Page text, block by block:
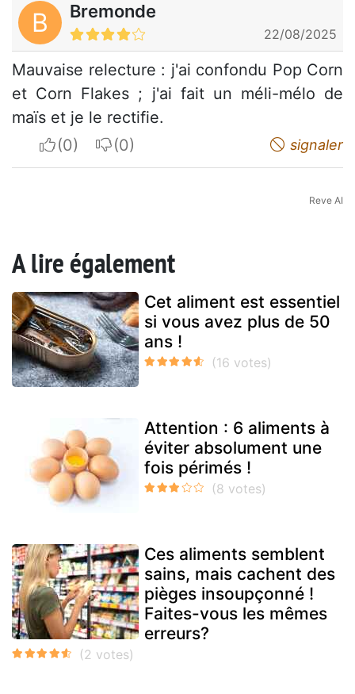
B Bremonde
22/08/2025
Mauvaise relecture : j'ai confondu Pop Corn
et Corn Flakes ; j'ai fait un méli-mélo de
maïs et je le rectifie.
I apreciateI do not appreciate signaler
Reve AI
A lire également
Cet aliment est essentiel
si vous avez plus de 50
ans !
Attention : 6 aliments à
éviter absolument une
fois périmés !
Ces aliments semblent
sains, mais cachent des
pièges insoupçonné !
Faites-vous les mêmes
erreurs?